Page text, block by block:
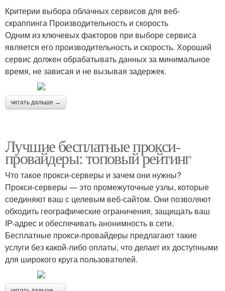
Критерии выбора облачных сервисов для веб-
скраппинга Производительность и скорость
Одним из ключевых факторов при выборе сервиса
является его производительность и скорость. Хороший
сервис должен обрабатывать данных за минимальное
время, не зависая и не вызывая задержек.
читать дальше →
Лучшие бесплатные прокси-
провайдеры: топовый рейтинг
Что такое прокси-серверы и зачем они нужны?
Прокси-серверы — это промежуточные узлы, которые
соединяют ваш с целевым веб-сайтом. Они позволяют
обходить географические ограничения, защищать ваш
IP-адрес и обеспечивать анонимность в сети.
Бесплатные прокси-провайдеры предлагают такие
услуги без какой-либо оплаты, что делает их доступными
для широкого круга пользователей.